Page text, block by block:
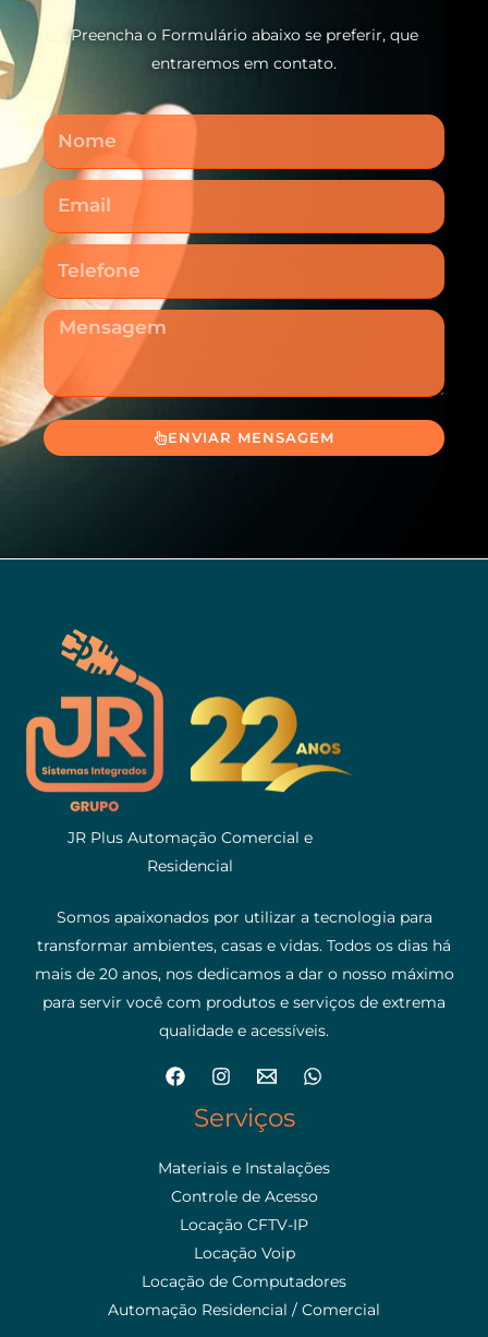
Preencha o Formulário abaixo se preferir, que
entraremos em contato.
Nome
Email
Telefone
Mensagem
ENVIAR MENSAGEM
JR Plus Automação Comercial e
Residencial
Somos apaixonados por utilizar a tecnologia para
transformar ambientes, casas e vidas. Todos os dias há
mais de 20 anos, nos dedicamos a dar o nosso máximo
para servir você com produtos e serviços de extrema
qualidade e acessíveis.
Serviços
Materiais e Instalações
Controle de Acesso
Locação CFTV-IP
Locação Voip
Locação de Computadores
Automação Residencial / Comercial